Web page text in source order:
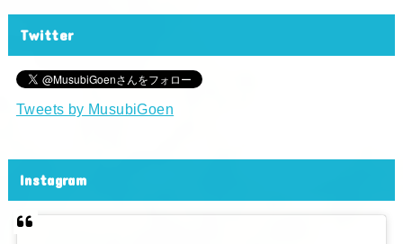
Twitter
Tweets by MusubiGoen
Instagram